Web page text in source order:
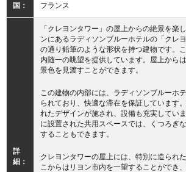
国： フランス
詳
細：
「クレヨンタワー」の屋上からの絶景を楽
ンにあるラディソンブルーホテルの「クレ
の通り鉛筆のような形状を持つ建物です。
内随一の眺望を提供しています。屋上から
景色を見渡すことができます。
この建物の内部には、ラディソンブルーホ
られており、快適な滞在を保証しています
れたデザインが施され、設備も充実してい
に設置された共用スペースでは、くつろぎ
することもできます。
クレヨンタワーの屋上には、特別に造られ
こからはリヨン市内を一望することができ